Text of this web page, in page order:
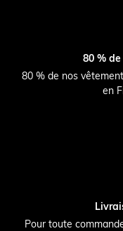
80 %
80 % de nos
en
Pour toute